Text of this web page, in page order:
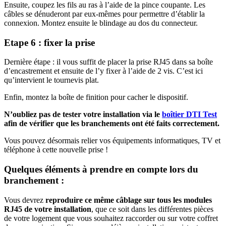
Ensuite, coupez les fils au ras à l’aide de la pince coupante. Les
câbles se dénuderont par eux-mêmes pour permettre d’établir la
connexion. Montez ensuite le blindage au dos du connecteur.
Etape 6 : fixer la prise
Dernière étape : il vous suffit de placer la prise RJ45 dans sa boîte
d’encastrement et ensuite de l’y fixer à l’aide de 2 vis. C’est ici
qu’intervient le tournevis plat.
Enfin, montez la boîte de finition pour cacher le dispositif.
N’oubliez pas de tester votre installation via le boîtier DTI Test
afin de vérifier que les branchements ont été faits correctement.
Vous pouvez désormais relier vos équipements informatiques, TV et
téléphone à cette nouvelle prise !
Quelques éléments à prendre en compte lors du
branchement :
Vous devrez reproduire ce même câblage sur tous les modules
RJ45 de votre installation, que ce soit dans les différentes pièces
de votre logement que vous souhaitez raccorder ou sur votre coffret